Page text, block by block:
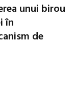
unui birou
în
de